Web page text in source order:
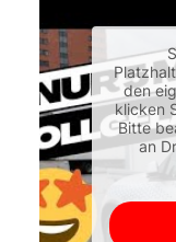
den
klicken
Bitte
an